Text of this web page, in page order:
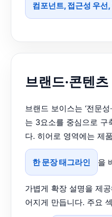
컴포넌트, 접근성 우선,
브랜드·콘텐
브랜드 보이스는 ‘전문성
는 3요소를 중심으로 구
다. 히어로 영역에는 제
한 문장 태그라인 을
가볍게 확장 설명을 제
어지게 만듭니다. 주요